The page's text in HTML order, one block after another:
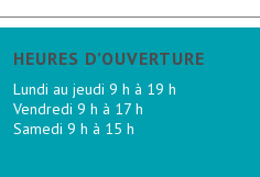
HEURES D’OUVERTURE
Lundi au jeudi 9 h à 19 h
Vendredi 9 h à 17 h
Samedi 9 h à 15 h